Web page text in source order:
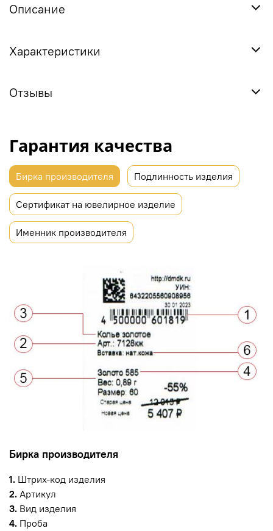
Описание
Характеристики
Отзывы
Гарантия качества
Бирка производителя Подлинность изделия
Сертификат на ювелирное изделие
Именник производителя
Бирка производителя
1. Штрих-код изделия
2. Артикул
3. Вид изделия
4. Проба